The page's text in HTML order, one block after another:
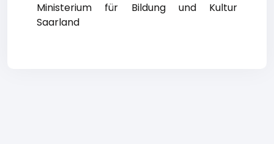
Ministerium für Bildung und Kultur
Saarland